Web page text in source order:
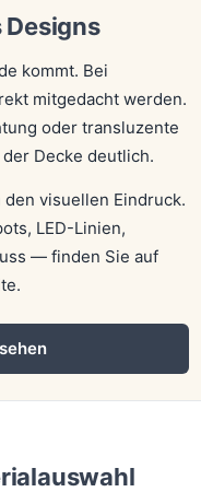
Designs
kommt. Bei
mitgedacht werden.
oder transluzente
Decke deutlich.
visuellen Eindruck.
LED-Linien,
— finden Sie auf